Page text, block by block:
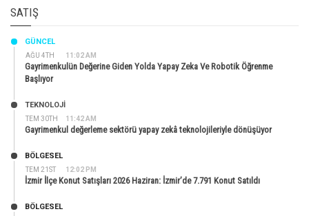
SATIŞ
AĞU 4TH 11:02 AM
GÜNCEL
Gayrimenkulün Değerine Giden Yolda Yapay Zeka Ve Robotik Öğrenme
Başlıyor
TEM 30TH 11:42 AM
TEKNOLOJİ
Gayrimenkul değerleme sektörü yapay zekâ teknolojileriyle dönüşüyor
TEM 21ST 12:02 PM
BÖLGESEL
İzmir İlçe Konut Satışları 2026 Haziran: İzmir’de 7.791 Konut Satıldı
BÖLGESEL